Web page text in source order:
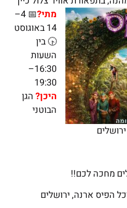
מתי?
📅 4–
14 באוגוסט
🕟 בין
השעות
16:30–
19:30
היכן?הגן
הבוטני
מחכה לכם!!
הפיס ארנה, ירושלים